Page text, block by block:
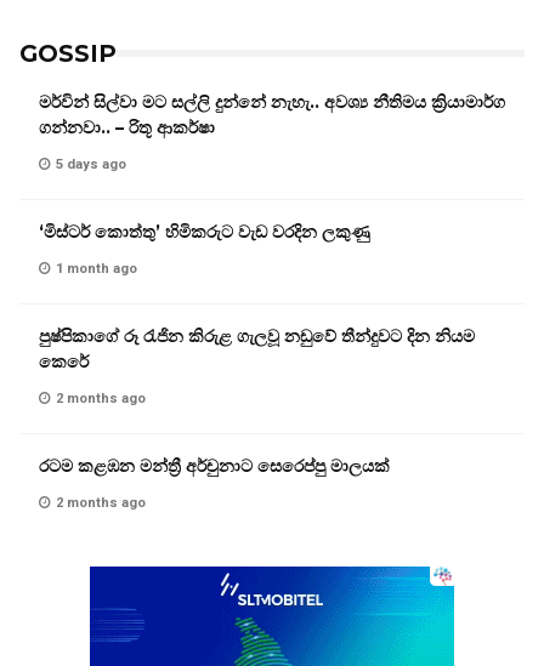
GOSSIP
මර්වින් සිල්වා මට සල්ලි දුන්නේ නැහැ.. අවශ්‍ය නීතිමය ක්‍රියාමාර්ග
ගන්නවා.. – රිතූ ආකර්ෂා
5 days ago
‘මිස්ටර් කොත්තු’ හිමිකරුට වැඩ වරදින ලකුණු
1 month ago
පුෂ්පිකාගේ රූ රැජින කිරුළ ගැලවූ නඩුවේ තීන්දුවට දින නියම
කෙරේ
2 months ago
රටම කළඹන මන්ත්‍රී අර්චුනාට සෙරෙප්පු මාලයක්
2 months ago